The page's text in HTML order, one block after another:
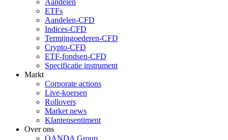
ETFs
Aandelen-CFD
Indices-CFD
Termijngoederen-CFD
Crypto-CFD
ETF-fondsen-CFD
Specificatie instrument
Markt
Corporate actions
Live-koersen
Rollovers
Market news
Klantensentiment
Over ons
OANDA Group